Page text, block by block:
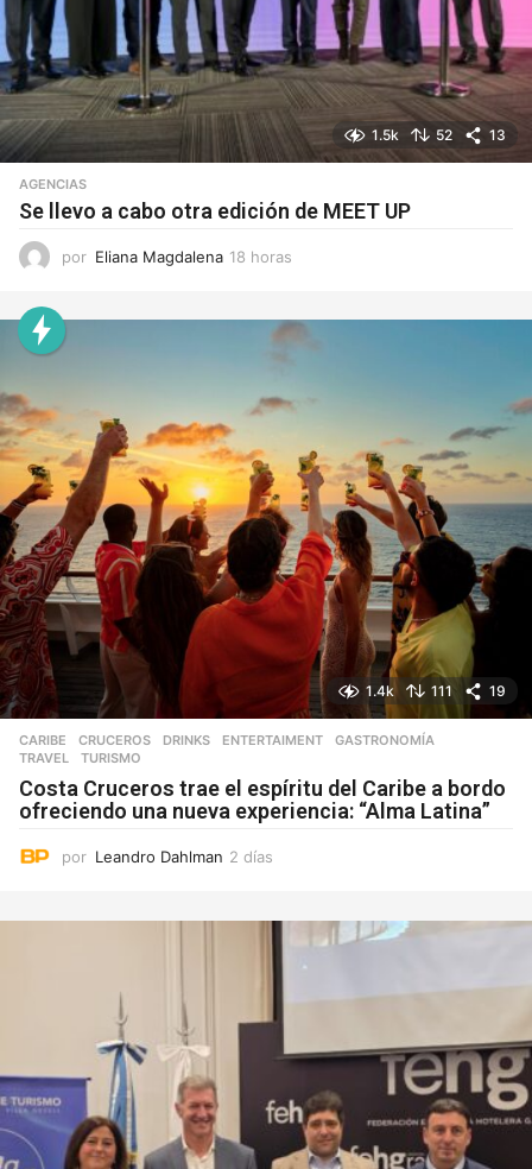
1.5k 52 13
AGENCIAS
Se llevo a cabo otra edición de MEET UP
por Eliana Magdalena 18 horas
o
r
1.4k 111 19
CARIBE ,CRUCEROS ,DRINKS ,ENTERTAIMENT ,GASTRONOMÍA
TRAVEL
,TURISMO
Costa Cruceros trae el espíritu del Caribe a bordo
ofreciendo una nueva experiencia: “Alma Latina”
por Leandro Dahlman 2 días
a